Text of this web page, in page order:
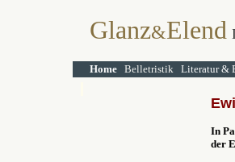
Glanz&Elend
Home Belletristik Literatur &
E
In
der